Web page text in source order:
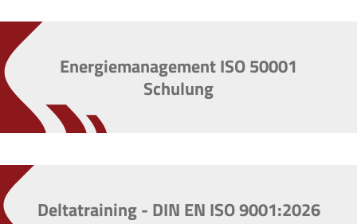
Energiemanagement ISO 50001
Schulung
Deltatraining - DIN EN ISO 9001:2026